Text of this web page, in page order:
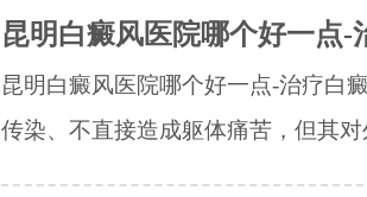
昆明白癜风医院哪个好一点-
昆明白癜风医院哪个好一点-治疗白
传染、不直接造成躯体痛苦，但其对